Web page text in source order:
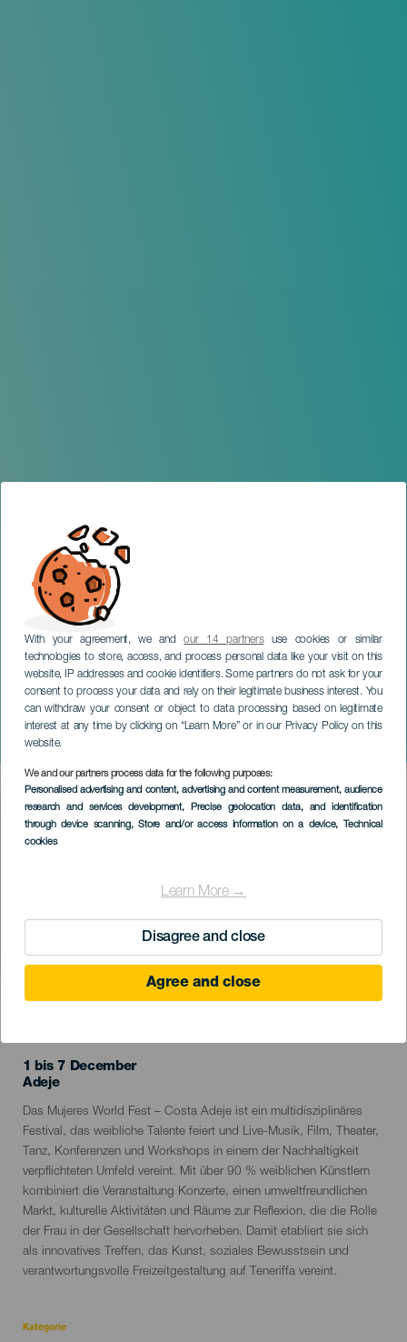
With your agreement, we andour 14 partnersuse cookies or similar
technologies to store, access, and process personal data like your visit on this
website, IP addresses and cookie identifiers. Some partners do not ask for your
consent to process your data and rely on their legitimate business interest. You
can withdraw your consent or object to data processing based on legitimate
interest at any time by clicking on “Learn More” or in our Privacy Policy on this
website.
We and our partners process data for the following purposes:
Personalised advertising and content, advertising and content measurement, audience
research and services development, Precise geolocation data, and identification
through device scanning, Store and/or access information on a device, Technical
cookies
Learn More →
Disagree and close
Agree and close
Mujeres World Fest
TENERIFE
Imagen
Listado
1 bis 7 December
Localidad
Adeje
Descripción
del
evento
Das Mujeres World Fest – Costa Adeje ist ein multidisziplinäres
Festival, das weibliche Talente feiert und Live-Musik, Film, Theater,
Tanz, Konferenzen und Workshops in einem der Nachhaltigkeit
verpflichteten Umfeld vereint. Mit über 90 % weiblichen Künstlern
kombiniert die Veranstaltung Konzerte, einen umweltfreundlichen
Markt, kulturelle Aktivitäten und Räume zur Reflexion, die die Rolle
der Frau in der Gesellschaft hervorheben. Damit etabliert sie sich
als innovatives Treffen, das Kunst, soziales Bewusstsein und
verantwortungsvolle Freizeitgestaltung auf Teneriffa vereint.
Kategorie